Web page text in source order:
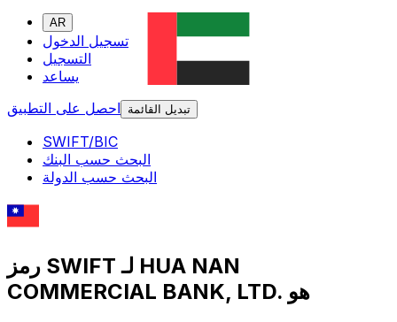
AR
تسجيل الدخول
التسجيل
يساعد
احصل على التطبيق
تبديل القائمة
SWIFT/BIC
البحث حسب البنك
البحث حسب الدولة
رمز SWIFT لـ HUA NAN
COMMERCIAL BANK, LTD. هو